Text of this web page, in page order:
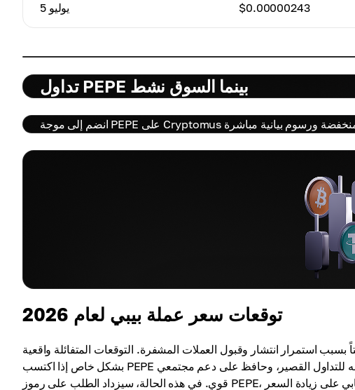
5 يوليو $0.00000243
تداول PEPE بينما السوق نشط
توقعات سعر عملة بيبي لعام 2026
البعض نمواً ثابتاً بسبب استمرار انتشار وقبول العملات المشفرة. التوقعات المتفائلة واقعية
بشكل خاص إذا اكتسب PEPE فائدة أكبر في العالم الحقيقي، على سبيل المثال، كخيار لا غنى عنه للتداول القصير، وحافظ على دعم مجتمعي